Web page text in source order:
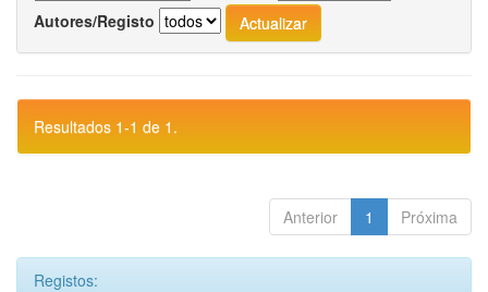
Autores/Registo
Resultados 1-1 de 1.
Anterior 1 Próxima
Registos: